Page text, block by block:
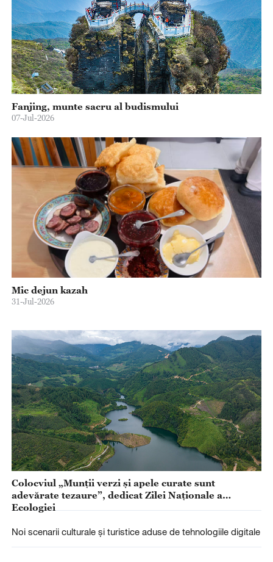
Fanjing, munte sacru al budismului
07-Jul-2026
Mic dejun kazah
31-Jul-2026
Colocviul „Munții verzi și apele curate sunt
adevărate tezaure”, dedicat Zilei Naționale a
Ecologiei
Noi scenarii culturale și turistice aduse de tehnologiile digitale